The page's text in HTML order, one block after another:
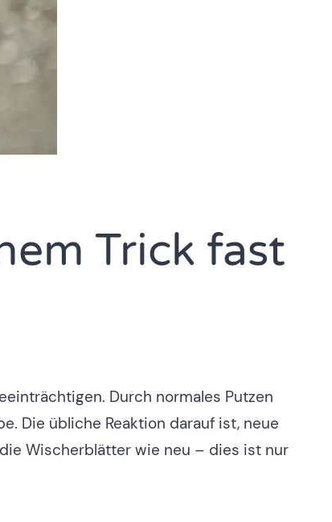
Trick fast
Durch normales Putzen
Die übliche Reaktion darauf ist, neue
Wischerblätter wie neu – dies ist nur